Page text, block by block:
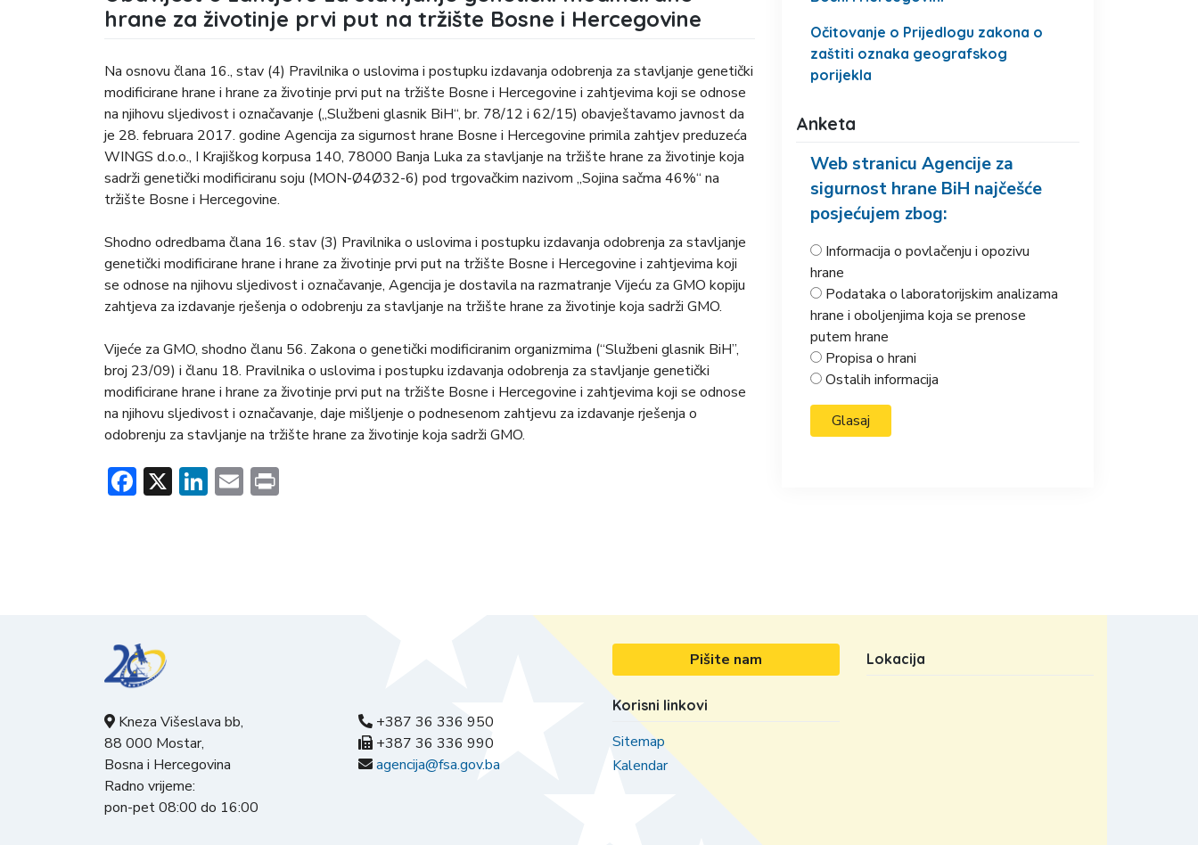
hrane za životinje prvi put na tržište Bosne i Hercegovine
Na osnovu člana 16., stav (4) Pravilnika o uslovima i postupku izdavanja odobrenja za stavljanje genetički
modificirane hrane i hrane za životinje prvi put na tržište Bosne i Hercegovine i zahtjevima koji se odnose
na njihovu sljedivost i označavanje („Službeni glasnik BiH“, br. 78/12 i 62/15) obavještavamo javnost da
je 28. februara 2017. godine Agencija za sigurnost hrane Bosne i Hercegovine primila zahtjev preduzeća
WINGS d.o.o., I Krajiškog korpusa 140, 78000 Banja Luka za stavljanje na tržište hrane za životinje koja
sadrži genetički modificiranu soju (MON-Ø4Ø32-6) pod trgovačkim nazivom „Sojina sačma 46%“ na
tržište Bosne i Hercegovine.
Shodno odredbama člana 16. stav (3) Pravilnika o uslovima i postupku izdavanja odobrenja za stavljanje
genetički modificirane hrane i hrane za životinje prvi put na tržište Bosne i Hercegovine i zahtjevima koji
se odnose na njihovu sljedivost i označavanje, Agencija je dostavila na razmatranje Vijeću za GMO kopiju
zahtjeva za izdavanje rješenja o odobrenju za stavljanje na tržište hrane za životinje koja sadrži GMO.
Vijeće za GMO, shodno članu 56. Zakona o genetički modificiranim organizmima (“Službeni glasnik BiH”,
broj 23/09) i članu 18. Pravilnika o uslovima i postupku izdavanja odobrenja za stavljanje genetički
modificirane hrane i hrane za životinje prvi put na tržište Bosne i Hercegovine i zahtjevima koji se odnose
na njihovu sljedivost i označavanje, daje mišljenje o podnesenom zahtjevu za izdavanje rješenja o
odobrenju za stavljanje na tržište hrane za životinje koja sadrži GMO.
Facebook
X LinkedIn
Email
Očitovanje o Prijedlogu zakona o
zaštiti oznaka geografskog
porijekla
Anketa
Web stranicu Agencije za
sigurnost hrane BiH najčešće
posjećujem zbog:
Informacija o povlačenju i opozivu
hrane
Podataka o laboratorijskim analizama
hrane i oboljenjima koja se prenose
putem hrane
Propisa o hrani
Ostalih informacija
Kneza Višeslava bb,
88 000 Mostar,
Bosna i Hercegovina
Radno vrijeme:
pon-pet 08:00 do 16:00
+387 36 336 950
+387 36 336 990
agencija@fsa.gov.ba
Pišite nam
Korisni linkovi
Sitemap
Kalendar
Lokacija